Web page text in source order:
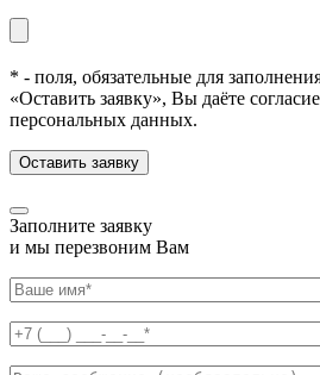
* - поля, обязательные для
«Оставить заявку», Вы даёте
персональных данных.
Заполните заявку
и мы перезвоним Вам